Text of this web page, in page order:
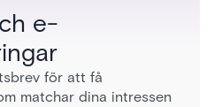
e-
för att få
matchar dina intressen